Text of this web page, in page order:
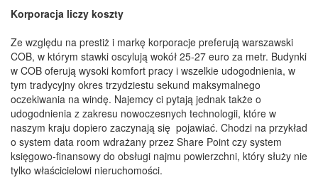
Korporacja liczy koszty
Ze względu na prestiż i markę korporacje preferują warszawski
COB, w którym stawki oscylują wokół 25-27 euro za metr. Budynki
w COB oferują wysoki komfort pracy i wszelkie udogodnienia, w
tym tradycyjny okres trzydziestu sekund maksymalnego
oczekiwania na windę. Najemcy ci pytają jednak także o
udogodnienia z zakresu nowoczesnych technologii, które w
naszym kraju dopiero zaczynają się pojawiać. Chodzi na przykład
o system data room wdrażany przez Share Point czy system
księgowo-finansowy do obsługi najmu powierzchni, który służy nie
tylko właścicielowi nieruchomości.